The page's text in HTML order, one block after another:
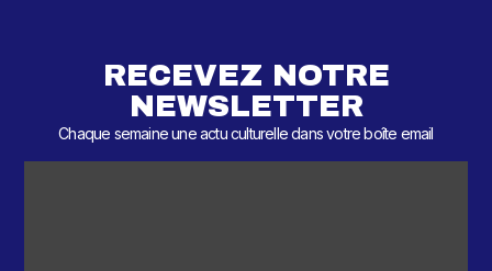
RECEVEZ NOTRE
NEWSLETTER
Chaque semaine une actu culturelle dans votre boîte email